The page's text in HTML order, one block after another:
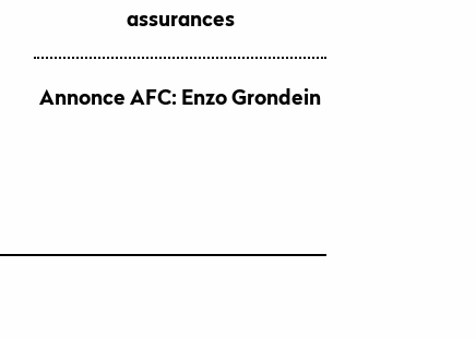
assurances
Annonce AFC: Enzo Grondein